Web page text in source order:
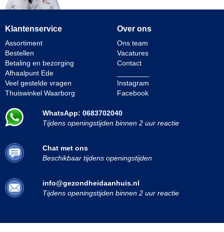
Klantenservice
Assortiment
Bestellen
Betaling en bezorging
Afhaalpunt Ede
Veel gestelde vragen
Thuiswinkel Waarborg
Over ons
Ons team
Vacatures
Contact
Instagram
Facebook
WhatsApp: 0683702040
Tijdens openingstijden binnen 2 uur reactie
Chat met ons
Beschikbaar tijdens openingstijden
info@gezondheidaanhuis.nl
Tijdens openingstijden binnen 2 uur reactie